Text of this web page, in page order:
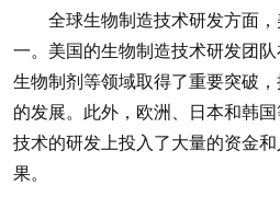
全球生物制造技术研发方面，
一。美国的生物制造技术研发团队
生物制剂等领域取得了重要突破
的发展。此外，欧洲、日本和韩
技术的研发上投入了大量的资金
果。